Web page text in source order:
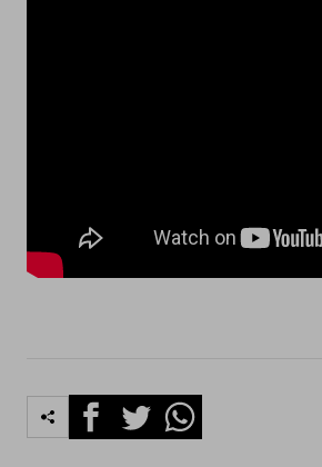
FacebookTwitterWhatsapp